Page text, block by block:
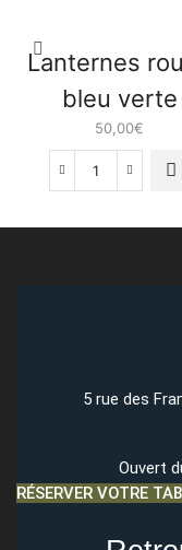
Lanternes
bleu verte
50,00€
quantité
5 rue des
Ouvert
RÉSERVER VOTRE